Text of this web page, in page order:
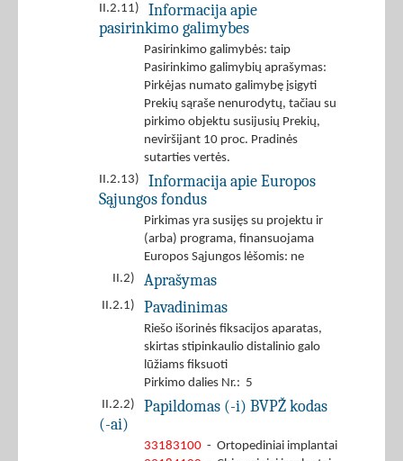
II.2.11)
Informacija apie
pasirinkimo galimybes
Pasirinkimo galimybės: taip
Pasirinkimo galimybių aprašymas:
Pirkėjas numato galimybę įsigyti
Prekių sąraše nenurodytų, tačiau su
pirkimo objektu susijusių Prekių,
neviršijant 10 proc. Pradinės
sutarties vertės.
II.2.13)
Informacija apie Europos
Sąjungos fondus
Pirkimas yra susijęs su projektu ir
(arba) programa, finansuojama
Europos Sąjungos lėšomis: ne
II.2)
Aprašymas
II.2.1) Pavadinimas
Riešo išorinės fiksacijos aparatas,
skirtas stipinkaulio distalinio galo
lūžiams fiksuoti
Pirkimo dalies Nr.: 5
II.2.2)
Papildomas (-i) BVPŽ kodas
(-ai)
33183100 - Ortopediniai implantai